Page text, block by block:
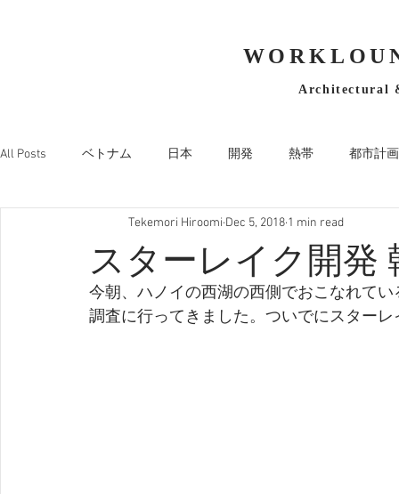
Architectural
All Posts ベトナム 日本 開発 熱帯 都市計画
スターレイク開発
Tekemori Hiroomi Dec 5, 2018 1 min read
今朝、ハノイの西湖の西側でおこなれて
調査に行ってきました。ついでにスター